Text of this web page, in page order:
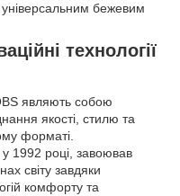
бежевим
технології
являють собою
якості, стилю та
форматі.
1992 році, завоював
світу завдяки
комфорту та